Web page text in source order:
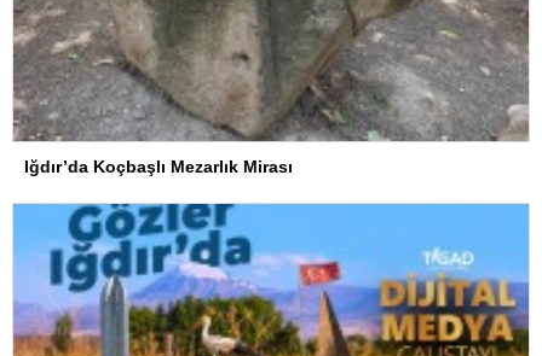
Iğdır’da Koçbaşlı Mezarlık Mirası